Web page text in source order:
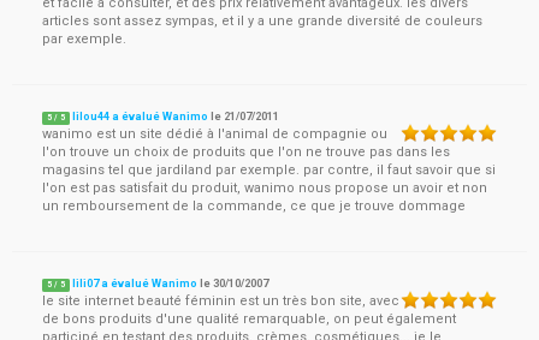
articles sont assez sympas, et il y a une grande diversité de couleurs
par exemple.
5 / 5 lilou44 a évalué Wanimo le 21/07/2011
wanimo est un site dédié à l'animal de compagnie ou
l'on trouve un choix de produits que l'on ne trouve pas dans les
magasins tel que jardiland par exemple. par contre, il faut savoir que si
l'on est pas satisfait du produit, wanimo nous propose un avoir et non
un remboursement de la commande, ce que je trouve dommage
5 / 5 lili07 a évalué Wanimo le30/10/2007
le site internet beauté féminin est un très bon site, avec
de bons produits d'une qualité remarquable, on peut également